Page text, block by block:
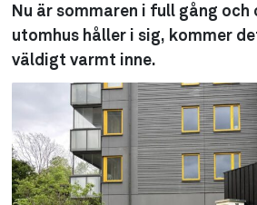
Nu är sommaren i full gång och
utomhus håller i sig, kommer
väldigt varmt inne.